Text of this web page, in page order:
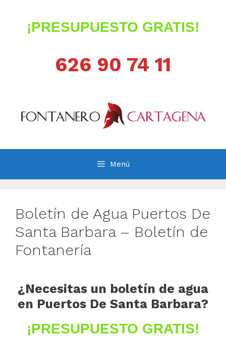
contenido¡PRESUPUESTO GRATIS!
626 90 74 11
Menú
Boletín de Agua Puertos De
Santa Barbara – Boletín de
Fontanería
¿Necesitas un boletín de agua
en Puertos De Santa Barbara?
¡PRESUPUESTO GRATIS!